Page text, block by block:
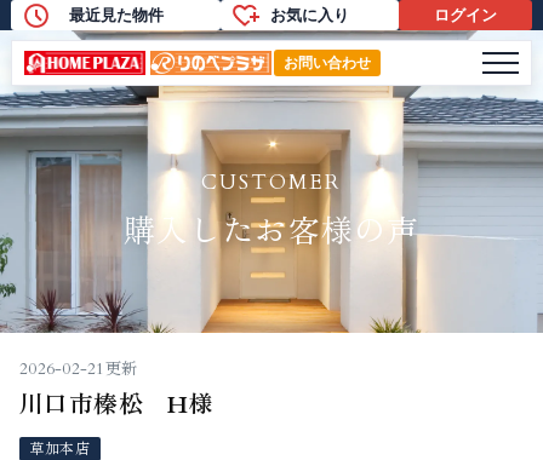
最近見た物件 お気に入り ログイン
お問い合わせ メニ
購入したお客様の声
CUSTOMER
購入したお客様の声
2026-02-21更新
川口市榛松 H様
草加本店